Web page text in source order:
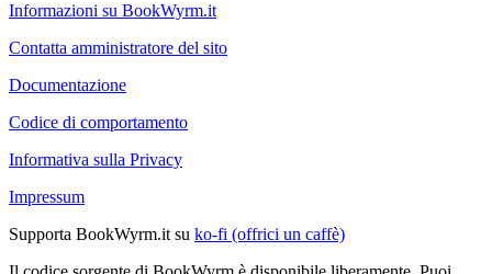
Informazioni su BookWyrm.it
Contatta amministratore del sito
Documentazione
Codice di comportamento
Informativa sulla Privacy
Impressum
Supporta BookWyrm.it su ko-fi (offrici un caffè)